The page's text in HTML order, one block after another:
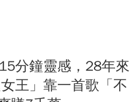
分鐘靈感，28年來
王」靠一首歌「不